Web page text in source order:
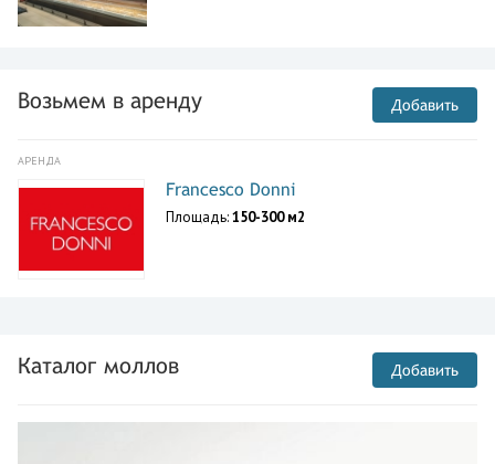
Возьмем в аренду Добавить
АРЕНДА
Francesco Donni
Площадь:150-300 м2
Каталог моллов Добавить